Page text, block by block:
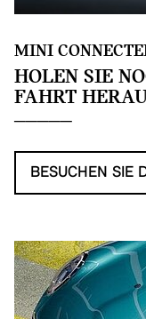
MINI
HOLEN SIE
FAHRT
BESUCHEN SIE